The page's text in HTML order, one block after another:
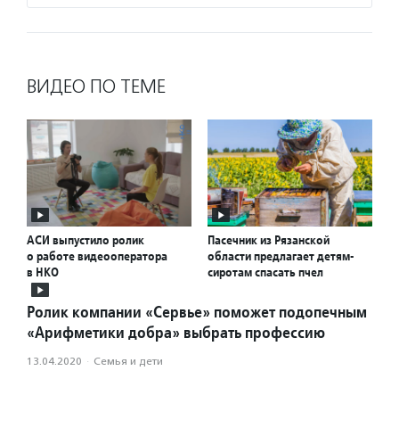
ВИДЕО ПО ТЕМЕ
АСИ выпустило ролик
о работе видеооператора
в НКО
Пасечник из Рязанской
области предлагает детям-
сиротам спасать пчел
Ролик компании «Сервье» поможет подопечным
«Арифметики добра» выбрать профессию
13.04.2020 · Семья и дети